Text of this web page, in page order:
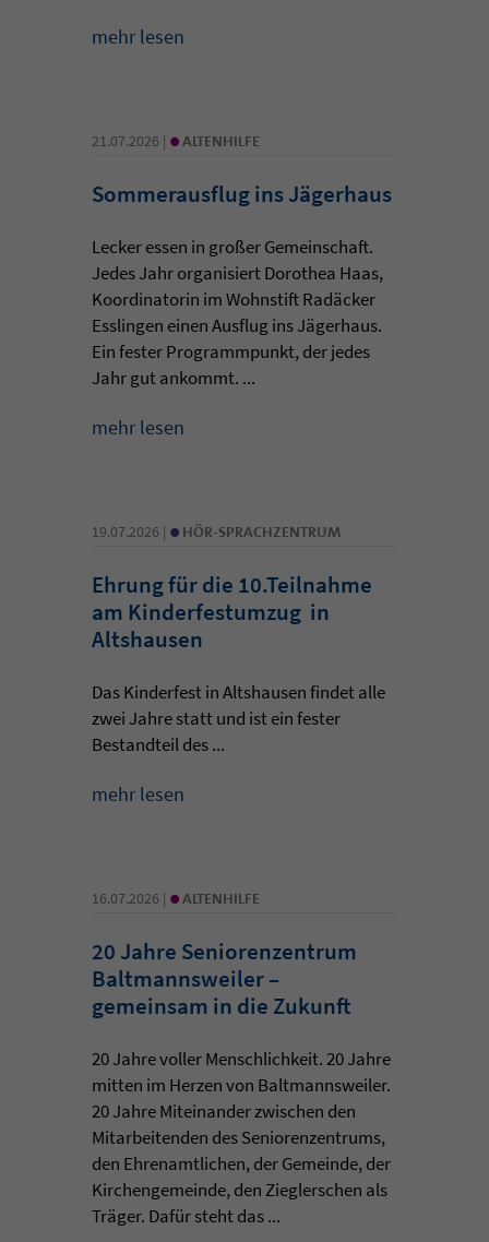
mehr lesen
21.07.2026 | • ALTENHILFE
Sommerausflug ins Jägerhaus
Lecker essen in großer Gemeinschaft.
Jedes Jahr organisiert Dorothea Haas,
Koordinatorin im Wohnstift Radäcker
Esslingen einen Ausflug ins Jägerhaus.
Ein fester Programmpunkt, der jedes
Jahr gut ankommt. ...
mehr lesen
19.07.2026 | • HÖR-SPRACHZENTRUM
Ehrung für die 10.Teilnahme
am Kinderfestumzug in
Altshausen
Das Kinderfest in Altshausen findet alle
zwei Jahre statt und ist ein fester
Bestandteil des ...
mehr lesen
16.07.2026 | • ALTENHILFE
20 Jahre Seniorenzentrum
Baltmannsweiler –
gemeinsam in die Zukunft
20 Jahre voller Menschlichkeit. 20 Jahre
mitten im Herzen von Baltmannsweiler.
20 Jahre Miteinander zwischen den
Mitarbeitenden des Seniorenzentrums,
den Ehrenamtlichen, der Gemeinde, der
Kirchengemeinde, den Zieglerschen als
Träger. Dafür steht das ...